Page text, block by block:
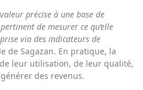
précise à une base de
de mesurer ce qu’elle
via des indicateurs de
de Sagazan. En pratique, la
leur utilisation, de leur qualité,
des revenus.